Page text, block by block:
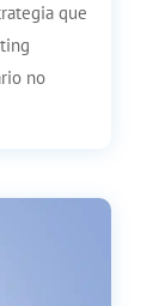
que
no